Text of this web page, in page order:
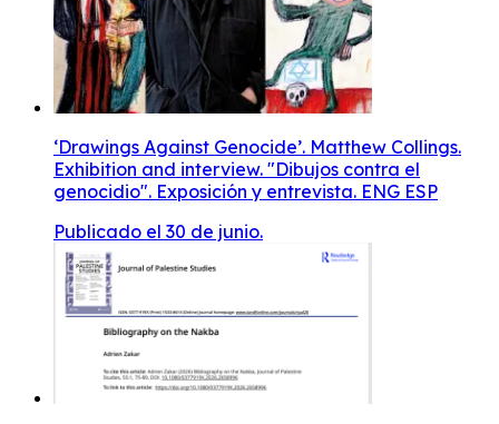
‘Drawings Against Genocide’. Matthew Collings.
Exhibition and interview. "Dibujos contra el
genocidio". Exposición y entrevista. ENG ESP
Publicado el 30 de junio.